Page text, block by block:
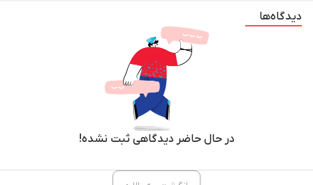
دیدگاه‌ها
در حال حاضر دیدگاهی ثبت نشده!